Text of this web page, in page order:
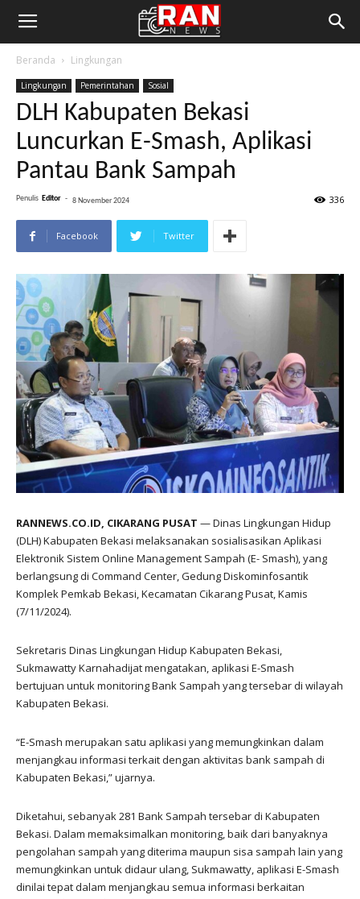
Beranda Lingkungan
Lingkungan Pemerintahan Sosial
DLH Kabupaten Bekasi
Luncurkan E-Smash, Aplikasi
Pantau Bank Sampah
Penulis Editor - 8 November 2024 336
Facebook Twitter
RANNEWS.CO.ID, CIKARANG PUSAT — Dinas Lingkungan Hidup
(DLH) Kabupaten Bekasi melaksanakan sosialisasikan Aplikasi
Elektronik Sistem Online Management Sampah (E- Smash), yang
berlangsung di Command Center, Gedung Diskominfosantik
Komplek Pemkab Bekasi, Kecamatan Cikarang Pusat, Kamis
(7/11/2024).
Sekretaris Dinas Lingkungan Hidup Kabupaten Bekasi,
Sukmawatty Karnahadijat mengatakan, aplikasi E-Smash
bertujuan untuk monitoring Bank Sampah yang tersebar di wilayah
Kabupaten Bekasi.
“E-Smash merupakan satu aplikasi yang memungkinkan dalam
menjangkau informasi terkait dengan aktivitas bank sampah di
Kabupaten Bekasi,” ujarnya.
Diketahui, sebanyak 281 Bank Sampah tersebar di Kabupaten
Bekasi. Dalam memaksimalkan monitoring, baik dari banyaknya
pengolahan sampah yang diterima maupun sisa sampah lain yang
memungkinkan untuk didaur ulang, Sukmawatty, aplikasi E-Smash
dinilai tepat dalam menjangkau semua informasi berkaitan